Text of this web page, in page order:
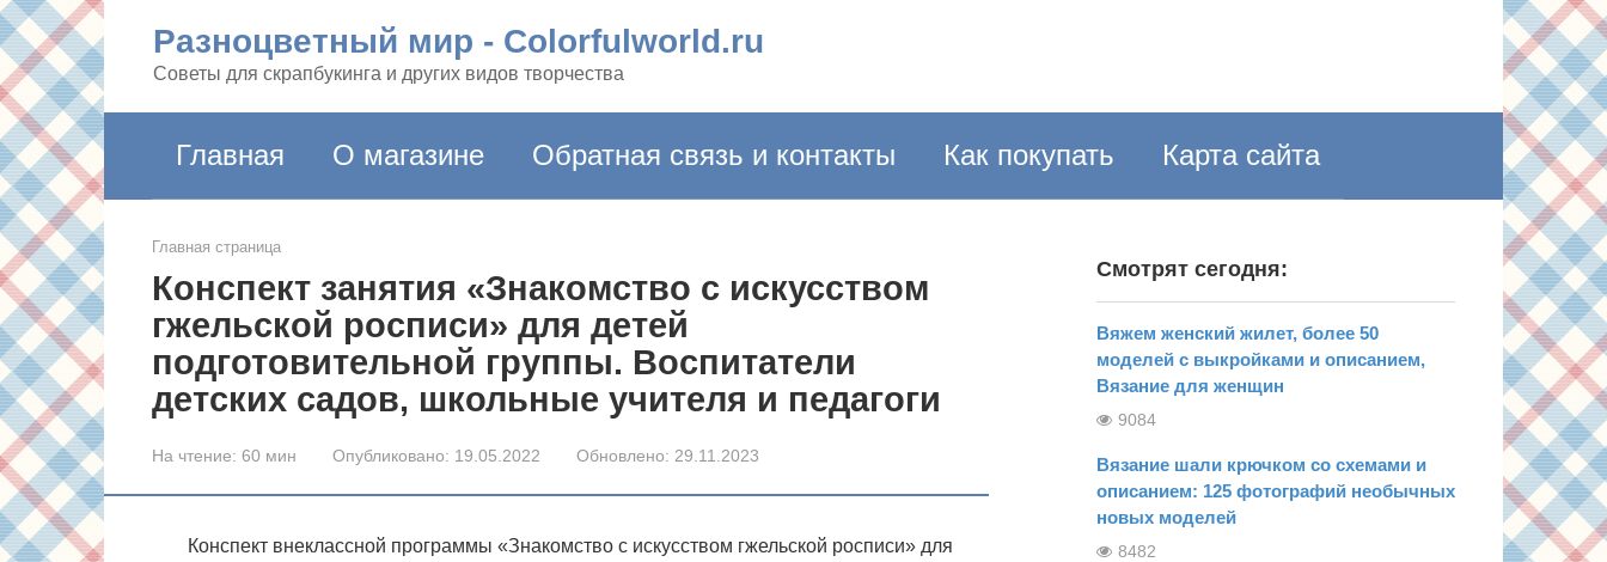
Перейти
к
контенту
Разноцветный мир - Colorfulworld.ru
Советы для скрапбукинга и других видов творчества
Главная О магазине Обратная связь и контакты Как покупать Карта сайта
Главная страница
Конспект занятия «Знакомство с искусством
гжельской росписи» для детей
подготовительной группы. Воспитатели
детских садов, школьные учителя и педагоги
На чтение: 60 мин Опубликовано: 19.05.2022 Обновлено: 29.11.2023
Конспект внеклассной программы «Знакомство с искусством гжельской росписи» для
Смотрят сегодня:
Вяжем женский жилет, более 50
моделей с выкройками и описанием,
Вязание для женщин
9084
Вязание шали крючком со схемами и
описанием: 125 фотографий необычных
новых моделей
8482